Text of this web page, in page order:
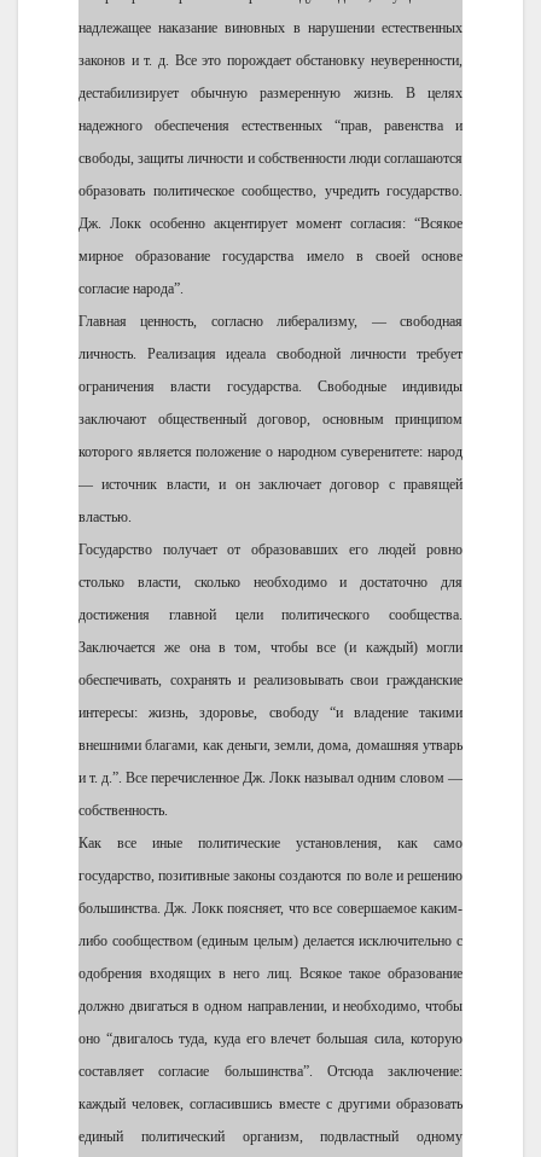
надлежащее наказание виновных в нарушении естественных
законов и т. д. Все это порождает обстановку неуверенности,
дестабилизирует обычную размеренную жизнь. В целях
надежного обеспечения естественных “прав, равенства и
свободы, защиты личности и собственности люди соглашаются
образовать политическое сообщество, учредить государство.
Дж. Локк особенно акцентирует момент согласия: “Всякое
мирное образование государства имело в своей основе
согласие народа”.
Главная ценность, согласно либерализму, — свободная
личность. Реализация идеала свободной личности требует
ограничения власти государства. Свободные индивиды
заключают общественный договор, основным принципом
которого является положение о народном суверенитете: народ
— источник власти, и он заключает договор с правящей
властью.
Государство получает от образовавших его людей ровно
столько власти, сколько необходимо и достаточно для
достижения главной цели политического сообщества.
Заключается же она в том, чтобы все (и каждый) могли
обеспечивать, сохранять и реализовывать свои гражданские
интересы: жизнь, здоровье, свободу “и владение такими
внешними благами, как деньги, земли, дома, домашняя утварь
и т. д.”. Все перечисленное Дж. Локк называл одним словом —
собственность.
Как все иные политические установления, как само
государство, позитивные законы создаются по воле и решению
большинства. Дж. Локк поясняет, что все совершаемое каким-
либо сообществом (единым целым) делается исключительно с
одобрения входящих в него лиц. Всякое такое образование
должно двигаться в одном направлении, и необходимо, чтобы
оно “двигалось туда, куда его влечет большая сила, которую
составляет согласие большинства”. Отсюда заключение:
каждый человек, согласившись вместе с другими образовать
единый политический организм, подвластный одному